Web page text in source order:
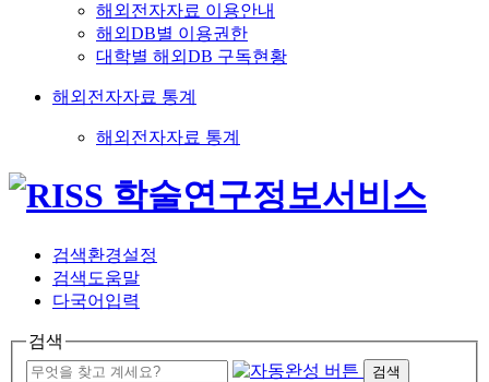
해외전자자료 이용안내
해외DB별 이용권한
대학별 해외DB 구독현황
해외전자자료 통계
해외전자자료 통계
검색환경설정
검색도움말
다국어입력
검색
검색